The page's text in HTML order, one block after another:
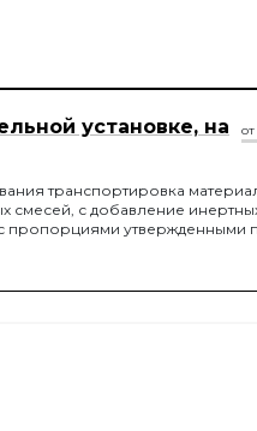
установке, на
от
транспортировка
смесей, с добавление
пропорциями утвержденными